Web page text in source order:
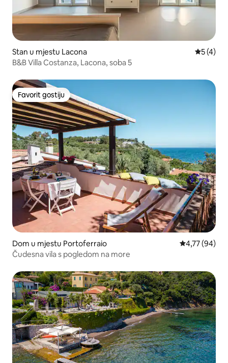
Stan u mjestu Lacona
5 (4)
B&B Villa Costanza, Lacona, soba 5
Favorit gostiju
Favorit gostiju
Dom u mjestu Portoferraio Prosječna
4,77 (94)
Čudesna vila s pogledom na more